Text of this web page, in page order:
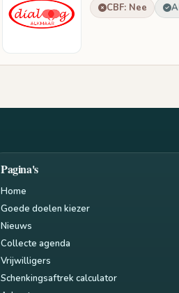
CBF: Nee
Pagina's
Home
Goede doelen kiezer
Nieuws
Collecte agenda
Vrijwilligers
Schenkingsaftrek calculator